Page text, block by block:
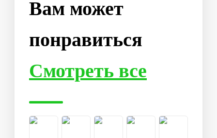
Вам может
понравиться
Смотреть все